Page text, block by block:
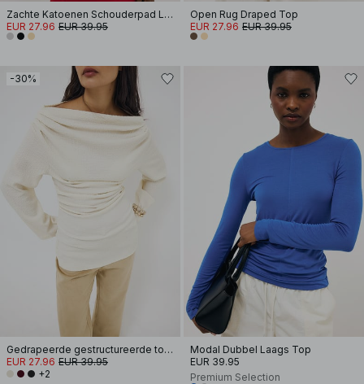
Zachte Katoenen Schouderpad Lange Mouwen T-shirt
EUR 27.96 EUR 39.95
Open Rug Draped Top
EUR 27.96 EUR 39.95
-30%
Gedrapeerde gestructureerde top met lange mouwen
EUR 27.96 EUR 39.95
+2
Modal Dubbel Laags Top
EUR 39.95
Premium Selection